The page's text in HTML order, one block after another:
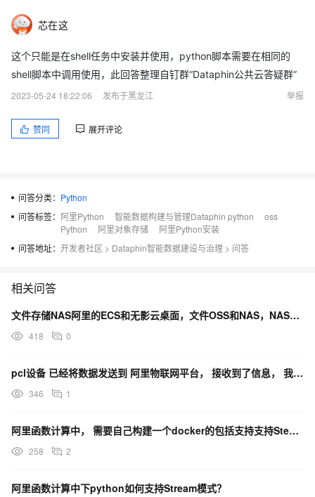
芯在这
这个只能是在shell任务中安装并使用，python脚本需要在相同的
shell脚本中调用使用，此回答整理自钉群“Dataphin公共云答疑群”
2023-05-24 18:22:06
发布于黑龙江 举报
赞同 展开评论
问答分类： Python
问答标签： 阿里Python 智能数据构建与管理Dataphin python
oss
Python
阿里对象存储
阿里Python安装
问答地址： 开发者社区 > Dataphin智能数据建设与治理 > 问答
相关问答
文件存储NAS阿里的ECS和无影云桌面，文件OSS和NAS，NAS最好配置DNS，会自动挂载怎么办？
418 0
pcl设备 已经将数据发送到 阿里物联网平台， 接收到了信息， 我怎么操作 可以 通过python
346 1
阿里函数计算中， 需要自己构建一个docker的包括支持支持Steam模式的python服务吗？
258 2
阿里函数计算中下python如何支持Stream模式？